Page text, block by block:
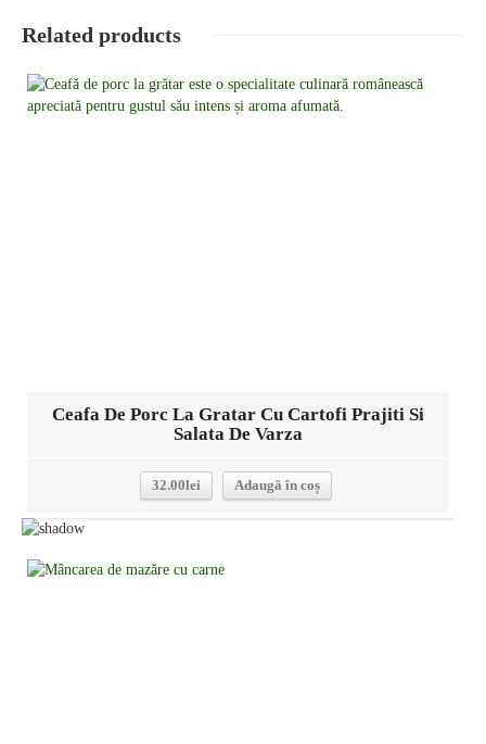
Related products
Ceafa De Porc La Gratar Cu Cartofi Prajiti Si
Salata De Varza
32.00lei Adaugă în coș